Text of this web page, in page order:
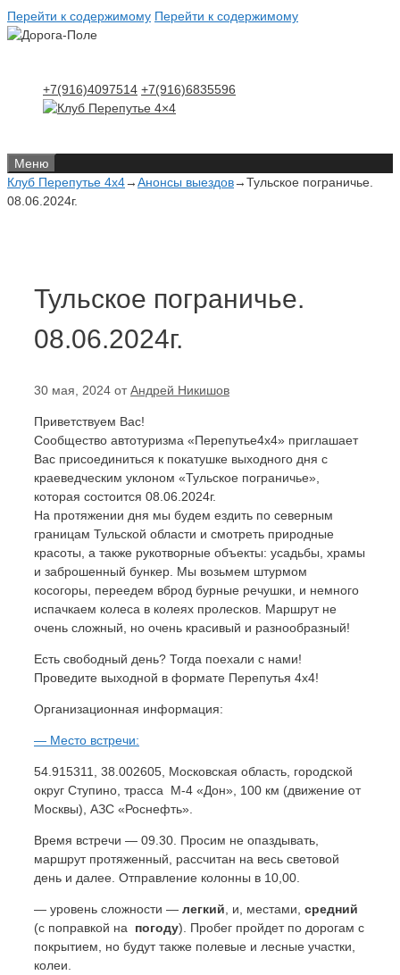
Перейти к содержимому Перейти к содержимому
+7(916)4097514 +7(916)6835596
Меню
Клуб Перепутье 4x4→Анонсы выездов→Тульское пограничье.
08.06.2024г.
Тульское пограничье.
08.06.2024г.
30 мая, 2024 отАндрей Никишов
Приветствуем Вас!
Сообщество автотуризма «Перепутье4х4» приглашает
Вас присоединиться к покатушке выходного дня с
краеведческим уклоном «Тульское пограничье»,
которая состоится 08.06.2024г.
На протяжении дня мы будем ездить по северным
границам Тульской области и смотреть природные
красоты, а также рукотворные объекты: усадьбы, храмы
и заброшенный бункер. Мы возьмем штурмом
косогоры, переедем вброд бурные речушки, и немного
испачкаем колеса в колеях пролесков. Маршрут не
очень сложный, но очень красивый и разнообразный!
Есть свободный день? Тогда поехали с нами!
Проведите выходной в формате Перепутья 4х4!
Организационная информация:
— Место встречи:
54.915311, 38.002605, Московская область, городской
округ Ступино, трасса М-4 «Дон», 100 км (движение от
Москвы), АЗС «Роснефть».
Время встречи — 09.30. Просим не опаздывать,
маршрут протяженный, рассчитан на весь световой
день и далее. Отправление колонны в 10,00.
— уровень сложности — легкий , и, местами, средний
(с поправкой на
погоду). Пробег пройдет по дорогам с
покрытием, но будут также полевые и лесные участки,
колеи.